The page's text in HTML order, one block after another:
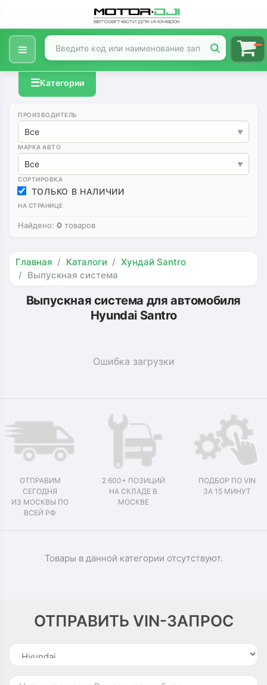
☰Категории
ПРОИЗВОДИТЕЛЬ
Все
МАРКА АВТО
Все
СОРТИРОВКА
ТОЛЬКО В НАЛИЧИИ
НА СТРАНИЦЕ
Найдено: 0 товаров
Главная Каталоги
Хундай Santro
Выпускная система
Выпускная система для автомобиля
Hyundai Santro
Ошибка загрузки
ОТПРАВИМ
СЕГОДНЯ
ИЗ МОСКВЫ ПО
ВСЕЙ РФ
2 600+ ПОЗИЦИЙ
НА СКЛАДЕ В
МОСКВЕ
ПОДБОР ПО VIN
ЗА 15 МИНУТ
Товары в данной категории отсутствуют.
ОТПРАВИТЬ VIN-ЗАПРОС